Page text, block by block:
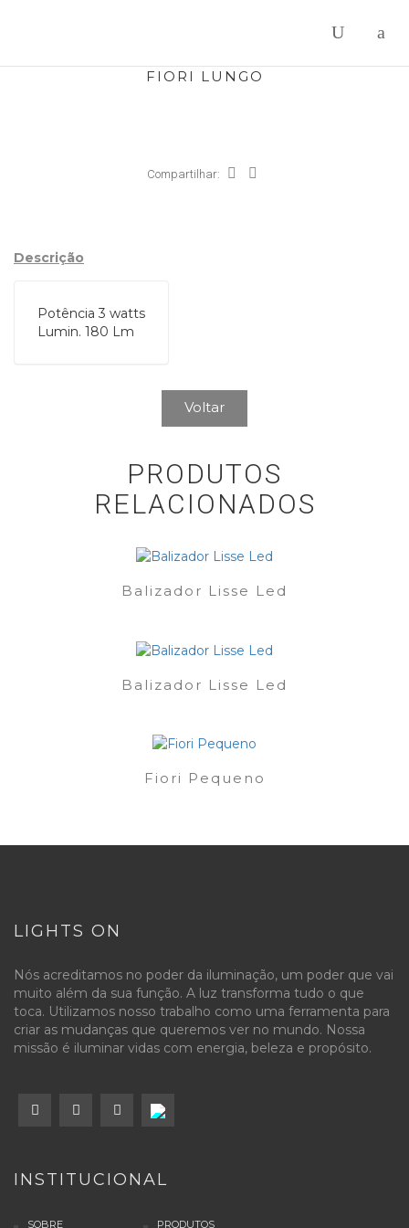
FIORI LUNGO
Compartilhar:
Descrição
Potência 3 watts
Lumin. 180 Lm
Voltar
PRODUTOS
RELACIONADOS
Balizador Lisse Led
Balizador Lisse Led
Fiori Pequeno
LIGHTS ON
Nós acreditamos no poder da iluminação, um poder que vai
muito além da sua função. A luz transforma tudo o que
toca. Utilizamos nosso trabalho como uma ferramenta para
criar as mudanças que queremos ver no mundo. Nossa
missão é iluminar vidas com energia, beleza e propósito.
INSTITUCIONAL
SOBRE PRODUTOS